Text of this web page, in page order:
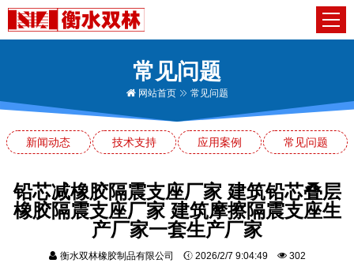
常见问题
网站首页 常见问题
新闻动态 技术支持 应用案例 常见问题
铅芯减橡胶隔震支座厂家 建筑铅芯叠层
橡胶隔震支座厂家 建筑摩擦隔震支座生
产厂家一套生产厂家
衡水双林橡胶制品有限公司 2026/2/7 9:04:49 302